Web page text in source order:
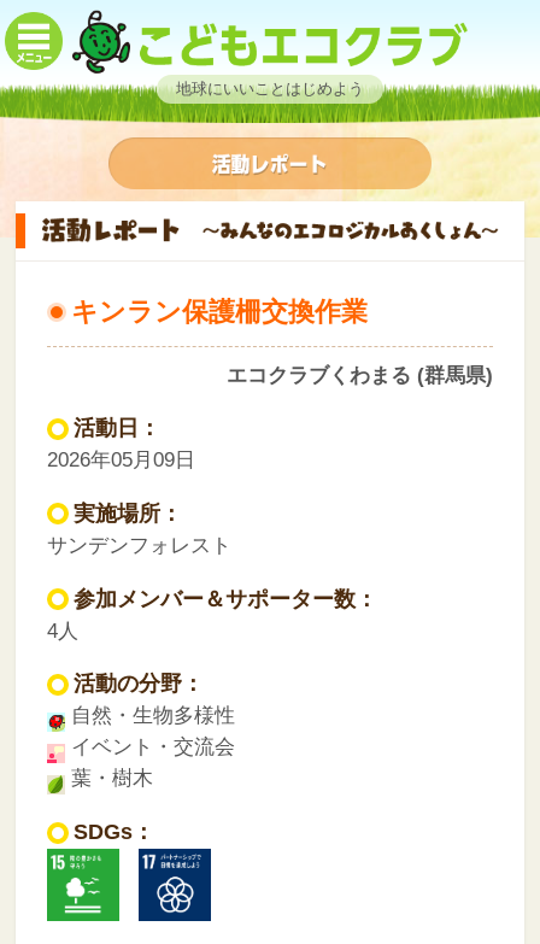
地球にいいことはじめよう
キンラン保護柵交換作業
エコクラブくわまる (群馬県)
活動日：
2026年05月09日
実施場所：
サンデンフォレスト
参加メンバー＆サポーター数：
4人
活動の分野：
自然・生物多様性
イベント・交流会
葉・樹木
SDGs：